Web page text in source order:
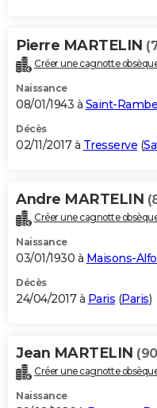
Pierre MARTELIN
Créer une cagnotte
Naissance
08/01/1943 à Saint-
Décès
02/11/2017 à Tresserve (
Andre MARTELIN
Créer une cagnotte
Naissance
03/01/1930 à Maisons-
Décès
24/04/2017 à Paris (Paris)
Jean MARTELIN
Créer une cagnotte
Naissance